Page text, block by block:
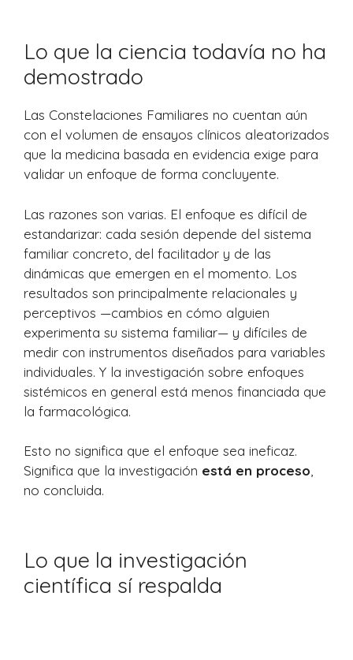
Lo que la ciencia todavía no ha
demostrado
Las Constelaciones Familiares no cuentan aún
con el volumen de ensayos clínicos aleatorizados
que la medicina basada en evidencia exige para
validar un enfoque de forma concluyente.
Las razones son varias. El enfoque es difícil de
estandarizar: cada sesión depende del sistema
familiar concreto, del facilitador y de las
dinámicas que emergen en el momento. Los
resultados son principalmente relacionales y
perceptivos —cambios en cómo alguien
experimenta su sistema familiar— y difíciles de
medir con instrumentos diseñados para variables
individuales. Y la investigación sobre enfoques
sistémicos en general está menos financiada que
la farmacológica.
Esto no significa que el enfoque sea ineficaz.
Significa que la investigación está en proceso
no concluida.
Lo que la investigación
científica sí respalda